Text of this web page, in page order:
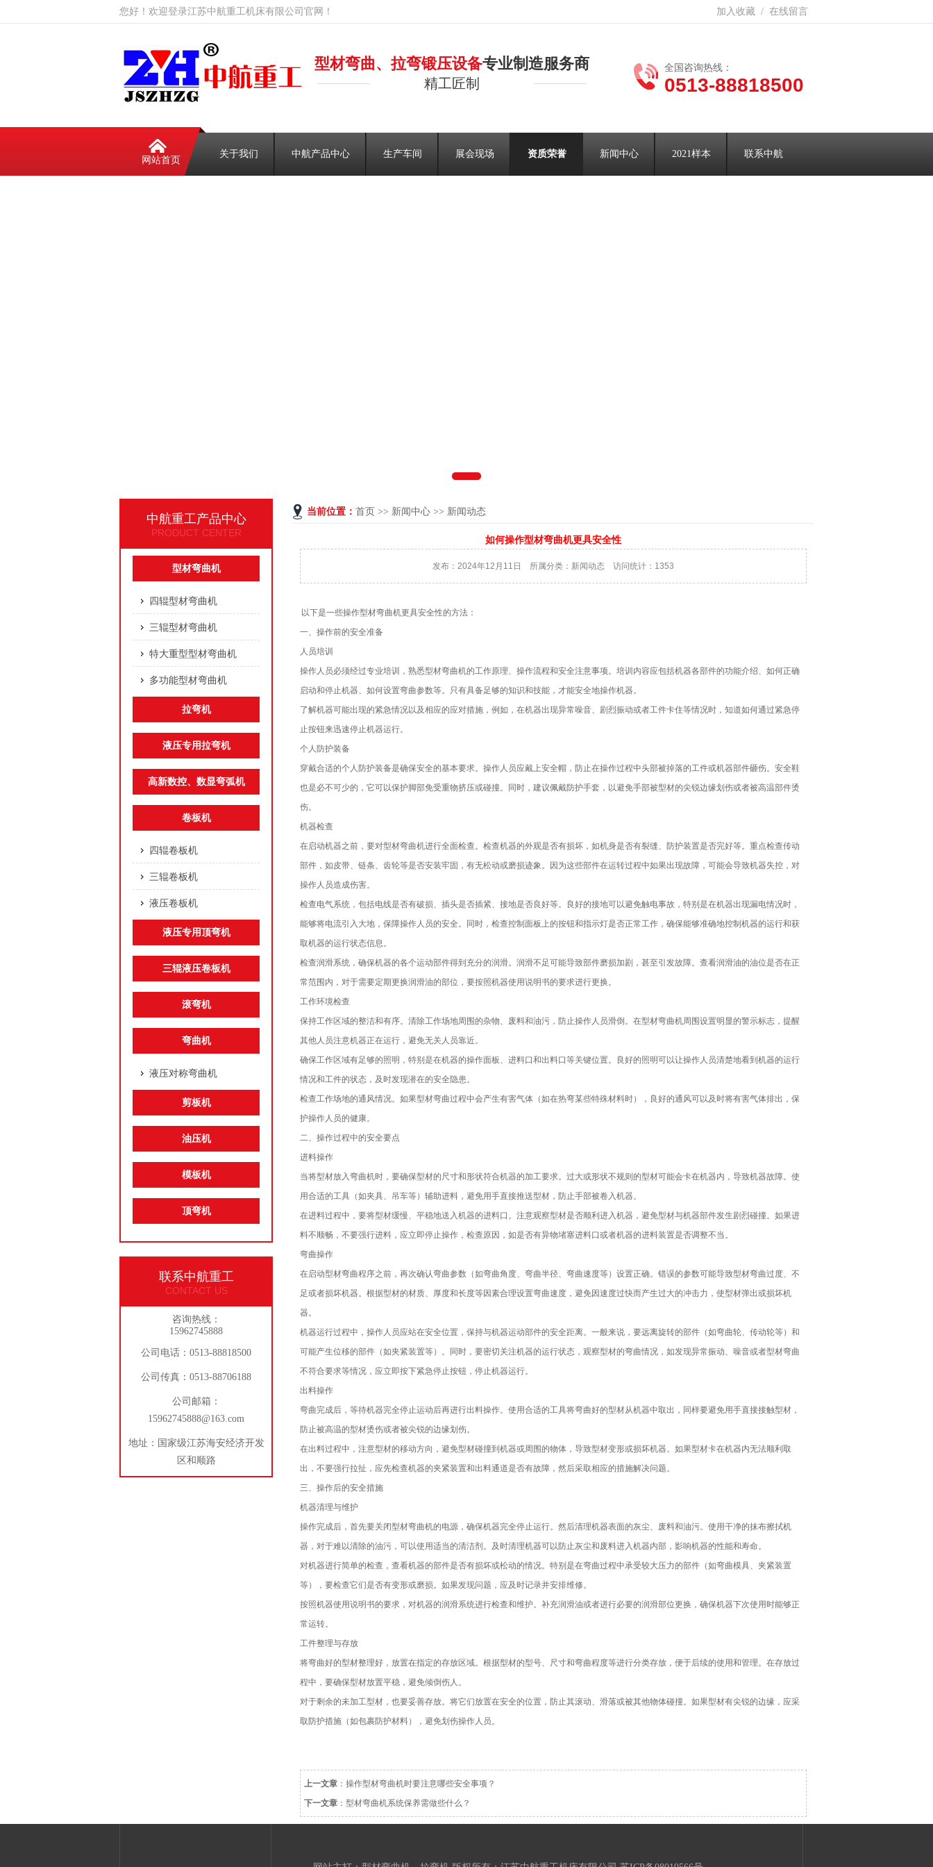
您好！欢迎登录江苏中航重工机床有限公司官网！ 加入收藏 / 在线留言
型材弯曲、拉弯锻压设备专业制造服务商
精工匠制
全国咨询热线：
0513-88818500
网站首页
关于我们 中航产品中心 生产车间 展会现场 资质荣誉 新闻中心 2021样本 联系中航
当前位置： 首页 >> 新闻中心 >> 新闻动态
如何操作型材弯曲机更具安全性
发布：2024年12月11日 所属分类： 新闻动态 访问统计： 1353
以下是一些操作型材弯曲机更具安全性的方法：
一、操作前的安全准备
人员培训
操作人员必须经过专业培训，熟悉型材弯曲机的工作原理、操作流程和安全注意事项。培训内容应包括机器各部件的功能介绍、如何正确
启动和停止机器、如何设置弯曲参数等。只有具备足够的知识和技能，才能安全地操作机器。
了解机器可能出现的紧急情况以及相应的应对措施，例如，在机器出现异常噪音、剧烈振动或者工件卡住等情况时，知道如何通过紧急停
止按钮来迅速停止机器运行。
个人防护装备
穿戴合适的个人防护装备是确保安全的基本要求。操作人员应戴上安全帽，防止在操作过程中头部被掉落的工件或机器部件砸伤。安全鞋
也是必不可少的，它可以保护脚部免受重物挤压或碰撞。同时，建议佩戴防护手套，以避免手部被型材的尖锐边缘划伤或者被高温部件烫
伤。
机器检查
在启动机器之前，要对型材弯曲机进行全面检查。检查机器的外观是否有损坏，如机身是否有裂缝、防护装置是否完好等。重点检查传动
部件，如皮带、链条、齿轮等是否安装牢固，有无松动或磨损迹象。因为这些部件在运转过程中如果出现故障，可能会导致机器失控，对
操作人员造成伤害。
检查电气系统，包括电线是否有破损、插头是否插紧、接地是否良好等。良好的接地可以避免触电事故，特别是在机器出现漏电情况时，
能够将电流引入大地，保障操作人员的安全。同时，检查控制面板上的按钮和指示灯是否正常工作，确保能够准确地控制机器的运行和获
取机器的运行状态信息。
检查润滑系统，确保机器的各个运动部件得到充分的润滑。润滑不足可能导致部件磨损加剧，甚至引发故障。查看润滑油的油位是否在正
常范围内，对于需要定期更换润滑油的部位，要按照机器使用说明书的要求进行更换。
工作环境检查
保持工作区域的整洁和有序。清除工作场地周围的杂物、废料和油污，防止操作人员滑倒。在型材弯曲机周围设置明显的警示标志，提醒
其他人员注意机器正在运行，避免无关人员靠近。
确保工作区域有足够的照明，特别是在机器的操作面板、进料口和出料口等关键位置。良好的照明可以让操作人员清楚地看到机器的运行
情况和工件的状态，及时发现潜在的安全隐患。
检查工作场地的通风情况。如果型材弯曲过程中会产生有害气体（如在热弯某些特殊材料时），良好的通风可以及时将有害气体排出，保
护操作人员的健康。
二、操作过程中的安全要点
进料操作
当将型材放入弯曲机时，要确保型材的尺寸和形状符合机器的加工要求。过大或形状不规则的型材可能会卡在机器内，导致机器故障。使
用合适的工具（如夹具、吊车等）辅助进料，避免用手直接推送型材，防止手部被卷入机器。
在进料过程中，要将型材缓慢、平稳地送入机器的进料口。注意观察型材是否顺利进入机器，避免型材与机器部件发生剧烈碰撞。如果进
料不顺畅，不要强行进料，应立即停止操作，检查原因，如是否有异物堵塞进料口或者机器的进料装置是否调整不当。
弯曲操作
在启动型材弯曲程序之前，再次确认弯曲参数（如弯曲角度、弯曲半径、弯曲速度等）设置正确。错误的参数可能导致型材弯曲过度、不
足或者损坏机器。根据型材的材质、厚度和长度等因素合理设置弯曲速度，避免因速度过快而产生过大的冲击力，使型材弹出或损坏机
器。
机器运行过程中，操作人员应站在安全位置，保持与机器运动部件的安全距离。一般来说，要远离旋转的部件（如弯曲轮、传动轮等）和
可能产生位移的部件（如夹紧装置等）。同时，要密切关注机器的运行状态，观察型材的弯曲情况，如发现异常振动、噪音或者型材弯曲
不符合要求等情况，应立即按下紧急停止按钮，停止机器运行。
出料操作
弯曲完成后，等待机器完全停止运动后再进行出料操作。使用合适的工具将弯曲好的型材从机器中取出，同样要避免用手直接接触型材，
防止被高温的型材烫伤或者被尖锐的边缘划伤。
在出料过程中，注意型材的移动方向，避免型材碰撞到机器或周围的物体，导致型材变形或损坏机器。如果型材卡在机器内无法顺利取
出，不要强行拉扯，应先检查机器的夹紧装置和出料通道是否有故障，然后采取相应的措施解决问题。
三、操作后的安全措施
机器清理与维护
操作完成后，首先要关闭型材弯曲机的电源，确保机器完全停止运行。然后清理机器表面的灰尘、废料和油污。使用干净的抹布擦拭机
器，对于难以清除的油污，可以使用适当的清洁剂。及时清理机器可以防止灰尘和废料进入机器内部，影响机器的性能和寿命。
对机器进行简单的检查，查看机器的部件是否有损坏或松动的情况。特别是在弯曲过程中承受较大压力的部件（如弯曲模具、夹紧装置
等），要检查它们是否有变形或磨损。如果发现问题，应及时记录并安排维修。
按照机器使用说明书的要求，对机器的润滑系统进行检查和维护。补充润滑油或者进行必要的润滑部位更换，确保机器下次使用时能够正
常运转。
工件整理与存放
将弯曲好的型材整理好，放置在指定的存放区域。根据型材的型号、尺寸和弯曲程度等进行分类存放，便于后续的使用和管理。在存放过
程中，要确保型材放置平稳，避免倾倒伤人。
对于剩余的未加工型材，也要妥善存放。将它们放置在安全的位置，防止其滚动、滑落或被其他物体碰撞。如果型材有尖锐的边缘，应采
取防护措施（如包裹防护材料），避免划伤操作人员。
上一文章 ： 操作型材弯曲机时要注意哪些安全事项？
下一文章 ： 型材弯曲机系统保养需做些什么？
中航重工产品中心
PRODUCT CENTER
型材弯曲机
四辊型材弯曲机
三辊型材弯曲机
特大重型型材弯曲机
多功能型材弯曲机
拉弯机
液压专用拉弯机
高新数控、数显弯弧机
卷板机
四辊卷板机
三辊卷板机
液压卷板机
液压专用顶弯机
三辊液压卷板机
滚弯机
弯曲机
液压对称弯曲机
剪板机
油压机
模板机
顶弯机
联系中航重工
CONTACT US
咨询热线：
15962745888
公司电话：0513-88818500
公司传真：0513-88706188
公司邮箱：
15962745888@163.com
地址：国家级江苏海安经济开发
区和顺路